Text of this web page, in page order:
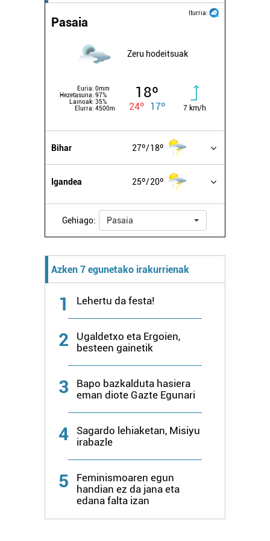
Iturria:
Pasaia
Zeru hodeitsuak
Euria: 0mm
Hezetasuna: 97%
Lainoak: 35%
Elurra: 4500m
18º
24º 17º 7 km/h
Bihar 27º 18º
Igandea 25º 20º
Gehiago: Pasaia
Azken 7 egunetako irakurrienak
1 Lehertu da festa!
2
Ugaldetxo eta Ergoien,
besteen gainetik
3
Bapo bazkalduta hasiera
eman diote Gazte Egunari
4
Sagardo lehiaketan, Misiyu
irabazle
5
Feminismoaren egun
handian ez da jana eta
edana falta izan